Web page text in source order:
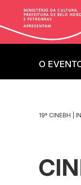
O
19ª CINEBH |